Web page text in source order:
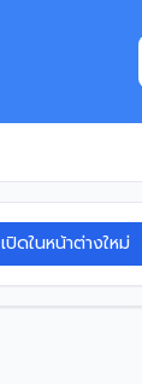
เปิดในหน้าต่างใหม่